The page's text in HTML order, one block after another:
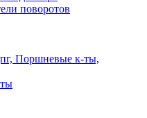
поворотов
Поршневые к-ты,